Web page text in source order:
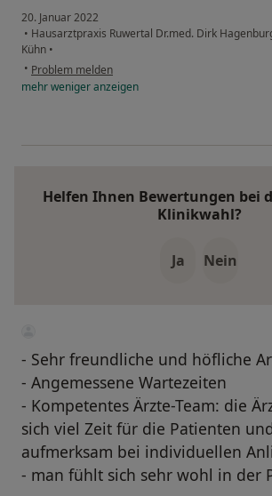
20. Januar 2022
• Hausarztpraxis Ruwertal Dr.med. Dirk
Kühn •
• Problem melden
mehrwenigeranzeigen
Helfen Ihnen Bewertungen bei
Klinikwahl?
Ja Nein
- Sehr freundliche und höfliche
- Angemessene Wartezeiten
- Kompetentes Ärzte-Team: die
sich viel Zeit für die Patienten
aufmerksam bei individuellen
- man fühlt sich sehr wohl in der